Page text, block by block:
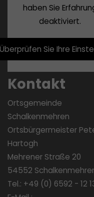
haben Sie
deaktiviert.
Sie Ihre
Kontakt
Ortsgemeinde
Schalkenmehren
Ortsbürgermeister
Hartogh
Mehrener Straße 20
54552
Tel.: +49 (0) 6592 - 12